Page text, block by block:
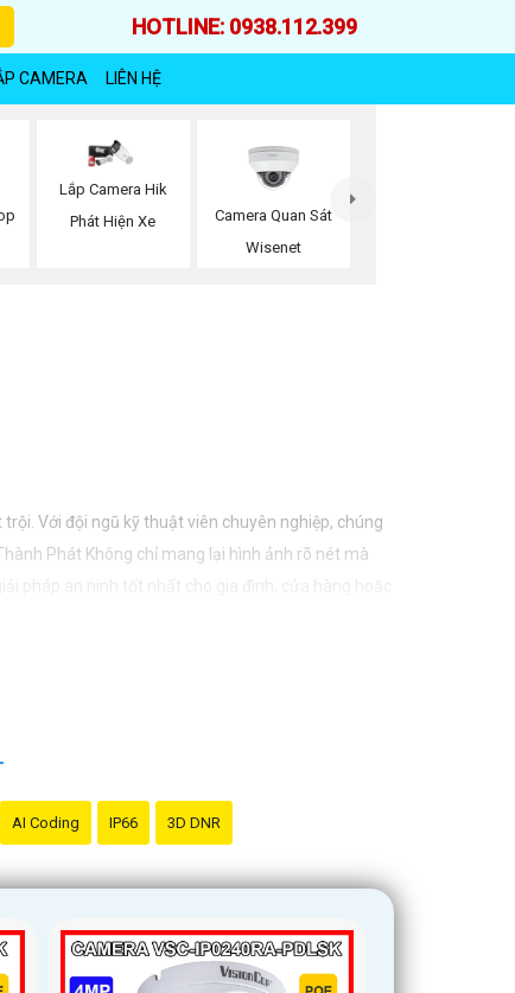
HOTLINE: 0938.112.399
CAMERA LIÊN HỆ
Lắp Camera Hik
Phát Hiện Xe
Camera Quan Sát
Wisenet
Với đội ngũ kỹ thuật viên chuyên nghiệp, chúng
Phát Không chỉ mang lại hình ảnh rõ nét mà
pháp an ninh tốt nhất cho gia đình, cửa hàng hoặc
AI Coding IP66 3D DNR